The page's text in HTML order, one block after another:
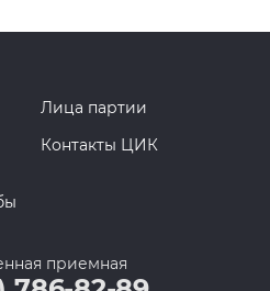
Лица партии
Контакты ЦИК
приемная